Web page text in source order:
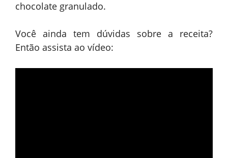
chocolate granulado.
Você ainda tem dúvidas sobre a receita?
Então assista ao vídeo: